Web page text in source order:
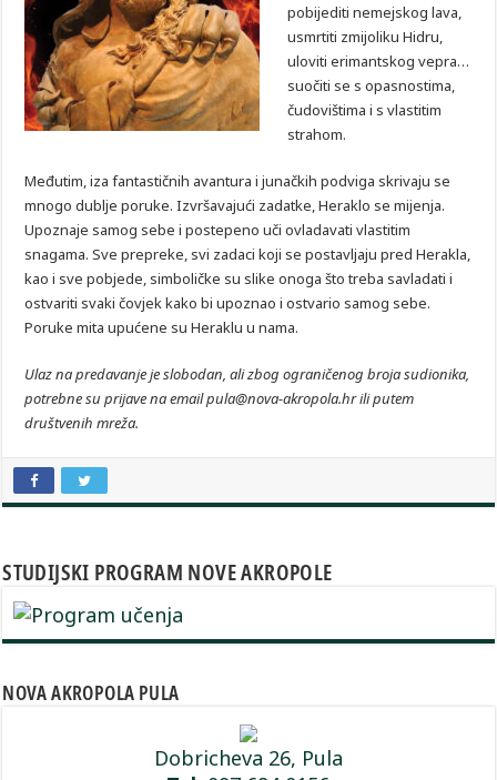
pobijediti nemejskog lava,
usmrtiti zmijoliku Hidru,
uloviti erimantskog vepra…
suočiti se s opasnostima,
čudovištima i s vlastitim
strahom.
Međutim, iza fantastičnih avantura i junačkih podviga skrivaju se
mnogo dublje poruke. Izvršavajući zadatke, Heraklo se mijenja.
Upoznaje samog sebe i postepeno uči ovladavati vlastitim
snagama. Sve prepreke, svi zadaci koji se postavljaju pred Herakla,
kao i sve pobjede, simboličke su slike onoga što treba savladati i
ostvariti svaki čovjek kako bi upoznao i ostvario samog sebe.
Poruke mita upućene su Heraklu u nama.
Ulaz na predavanje je slobodan, ali zbog ograničenog broja sudionika,
potrebne su prijave na email pula@nova-akropola.hr ili putem
društvenih mreža.
STUDIJSKI PROGRAM NOVE AKROPOLE
NOVA AKROPOLA PULA
Dobricheva 26, Pula